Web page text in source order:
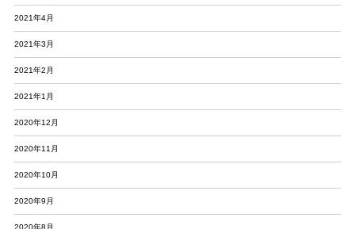
2021年4月
2021年3月
2021年2月
2021年1月
2020年12月
2020年11月
2020年10月
2020年9月
2020年8月